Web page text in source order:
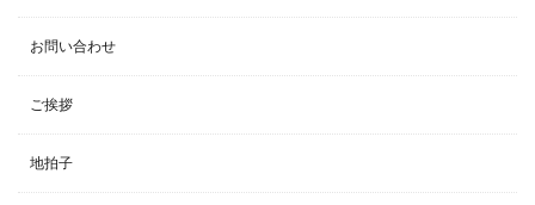
お問い合わせ
ご挨拶
地拍子